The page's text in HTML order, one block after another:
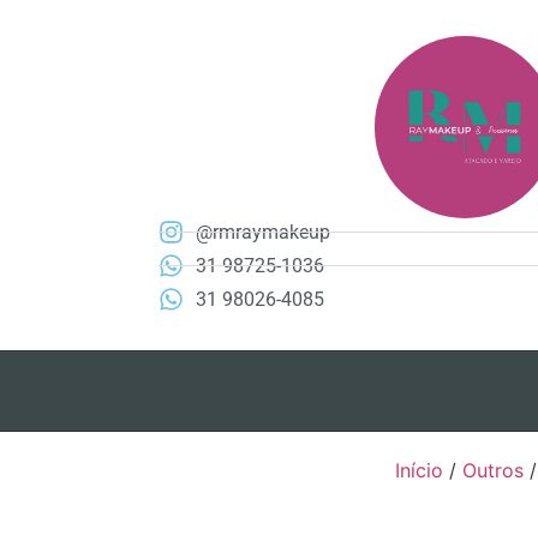
@rmraymakeup
31 98725-1036
31 98026-4085
Início / Outros